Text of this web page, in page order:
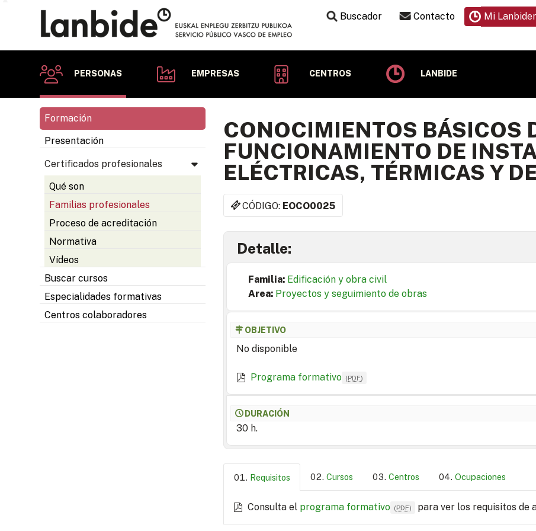
Buscador Contacto Mi
PERSONAS EMPRESAS CENTROS LANBIDE
Formación
Presentación
Certificados profesionales
Qué son
Familias profesionales
Proceso de acreditación
Normativa
Vídeos
Buscar cursos
Especialidades formativas
Centros colaboradores
CONOCIMIENTOS BÁSICOS
FUNCIONAMIENTO DE
ELÉCTRICAS, TÉRMICAS Y
CÓDIGO: EOCO0025
Detalle:
Familia: Edificación y obra civil
Area: Proyectos y seguimiento de obras
OBJETIVO
No disponible
Programa formativo (PDF)
DURACIÓN
30 h.
Requisitos Cursos Centros Ocupaciones
Consulta el programa formativo (PDF) para ver los requisitos de